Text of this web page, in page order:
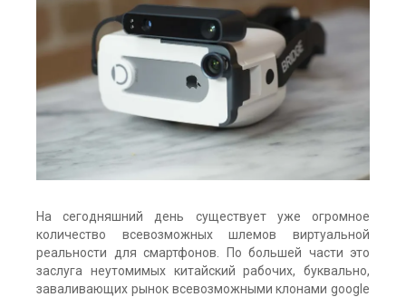
На сегодняшний день существует уже огромное
количество всевозможных шлемов виртуальной
реальности для смартфонов. По большей части это
заслуга неутомимых китайский рабочих, буквально,
заваливающих рынок всевозможными клонами google